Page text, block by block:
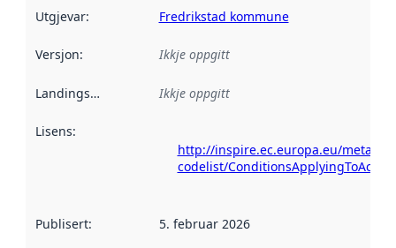
Utgjevar: Fredrikstad kommune
Versjon: Ikkje oppgitt
Landingsside Ikkje oppgitt
Lisens:
http://inspire.ec.europa.eu/
codelist/
Publisert: 5. februar 2026